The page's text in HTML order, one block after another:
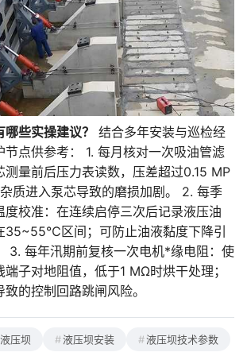
些实操建议？
结合多年安装与巡检经
节点供参考： 1. 每月核对一次吸油管滤
测量前后压力表读数，压差超过0.15 MP
质进入泵芯导致的磨损加剧。 2. 每季
度校准：在连续启停三次后记录液压油
35~55℃区间；可防止油液黏度下降引
3. 每年汛期前复核一次电机*缘电阻：使
子对地阻值，低于1 MΩ时烘干处理；
的控制回路跳闸风险。
压坝 液压坝安装 液压坝技术参数